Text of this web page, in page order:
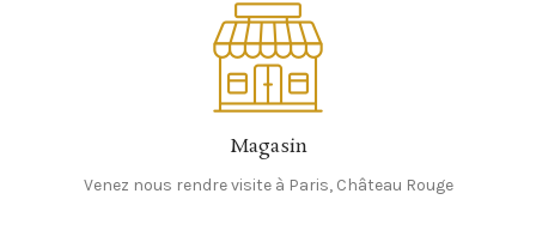
Magasin
Venez nous rendre visite à Paris, Château Rouge